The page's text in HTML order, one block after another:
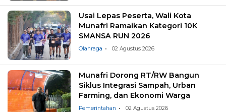
Usai Lepas Peserta, Wali Kota
Munafri Ramaikan Kategori 10K
SMANSA RUN 2026
Olahraga 02 Agustus 2026
Munafri Dorong RT/RW Bangun
Siklus Integrasi Sampah, Urban
Farming, dan Ekonomi Warga
Pemerintahan 02 Agustus 2026